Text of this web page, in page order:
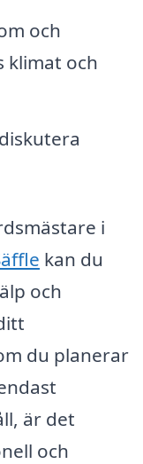
och
klimat och
i
kan du
och
du planerar
är det
och